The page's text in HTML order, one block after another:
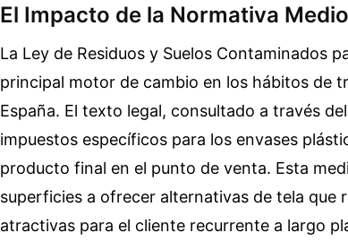
El Impacto de la Normativa
La Ley de Residuos y Suelos Contaminados
principal motor de cambio en los hábitos de
España. El texto legal, consultado a través del
impuestos específicos para los envases
producto final en el punto de venta. Esta
superficies a ofrecer alternativas de tela que
atractivas para el cliente recurrente a largo